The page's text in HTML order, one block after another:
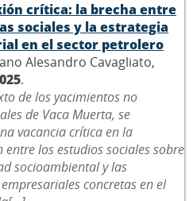
crítica: la brecha entre
sociales y la estrategia
en el sector petrolero
Alesandro Cavagliato,
.
de los yacimientos no
de Vaca Muerta, se
vacancia crítica en la
los estudios sociales sobre
socioambiental y las
concretas en el